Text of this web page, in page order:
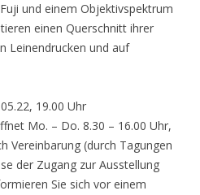
und einem Objektivspektrum
einen Querschnitt ihrer
Leinendrucken und auf
19.00 Uhr
Mo. – Do. 8.30 – 16.00 Uhr,
Vereinbarung (durch Tagungen
der Zugang zur Ausstellung
Sie sich vor einem